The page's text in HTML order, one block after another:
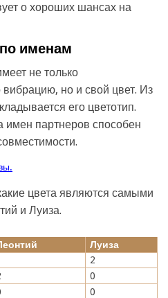
о хороших шансах на
именам
не только
но и свой цвет. Из
его цветотип.
имен партнеров способен
цвета являются самыми
и Луиза.
Луиза
2
0
0